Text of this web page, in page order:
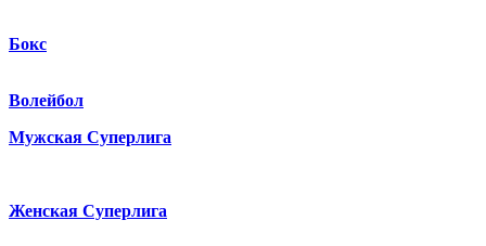
Бокс
Волейбол
Мужская Суперлига
Женская Суперлига